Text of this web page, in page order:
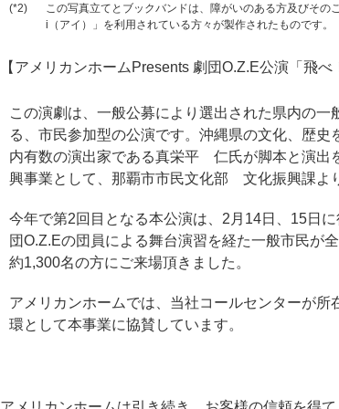
(*2)
この写真立てとブックバンドは、障がいのある方及びそ
i（アイ）」を利用されている方々が製作されたものです。
【アメリカンホームPresents 劇団O.Z.E公演「飛べ
この演劇は、一般公募により選出された県内の一
る、市民参加型の公演です。沖縄県の文化、歴史
内有数の演出家である真栄平 仁氏が脚本と演出
興事業として、那覇市市民文化部 文化振興課よ
今年で第2回目となる本公演は、2月14日、15日
団O.Z.Eの団員による舞台演習を経た一般市民が
約1,300名の方にご来場頂きました。
アメリカンホームでは、当社コールセンターが所
環として本事業に協賛しています。